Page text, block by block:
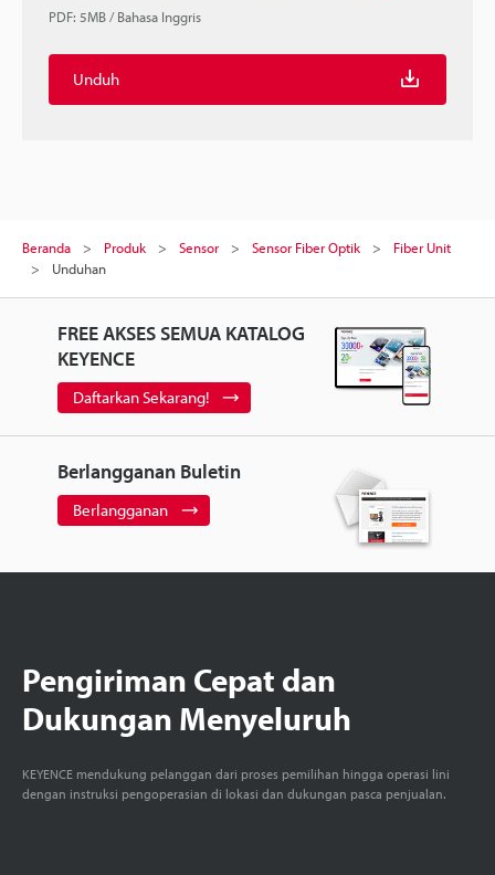
PDF: 5MB/Bahasa Inggris
Unduh
Beranda Produk Sensor Sensor Fiber Optik
Fiber Unit
Unduhan
FREE AKSES SEMUA KATALOG
KEYENCE
Daftarkan Sekarang!
Berlangganan Buletin
Berlangganan
Pengiriman Cepat dan
Dukungan Menyeluruh
KEYENCE mendukung pelanggan dari proses pemilihan hingga operasi lini
dengan instruksi pengoperasian di lokasi dan dukungan pasca penjualan.